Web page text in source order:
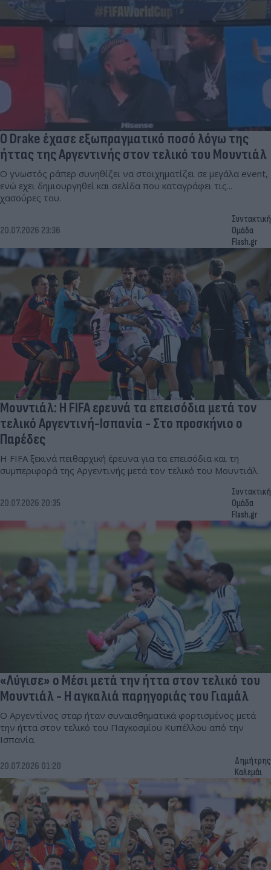
Ο Drake έχασε εξωπραγματικό ποσό λόγω της
ήττας της Αργεντινής στον τελικό του Μουντιάλ
Ο γνωστός ράπερ συνηθίζει να στοιχηματίζει σε μεγάλα event,
ενώ εχει δημιουργηθεί και σελίδα που καταγράφει τις...
χασούρες του.
20.07.2026 23:36
Συντακτική
Ομάδα
Flash.gr
Μουντιάλ: Η FIFA ερευνά τα επεισόδια μετά τον
τελικό Αργεντινή-Ισπανία - Στο προσκήνιο ο
Παρέδες
Η FIFA ξεκινά πειθαρχική έρευνα για τα επεισόδια και τη
συμπεριφορά της Αργεντινής μετά τον τελικό του Μουντιάλ.
20.07.2026 20:35
Συντακτική
Ομάδα
Flash.gr
«Λύγισε» ο Μέσι μετά την ήττα στον τελικό του
Μουντιάλ - Η αγκαλιά παρηγοριάς του Γιαμάλ
Ο Αργεντίνος σταρ ήταν συναισθηματικά φορτισμένος μετά
την ήττα στον τελικό του Παγκοσμίου Κυπέλλου από την
Ισπανία.
20.07.2026 01:20
Δημήτρης
Καλεμάι